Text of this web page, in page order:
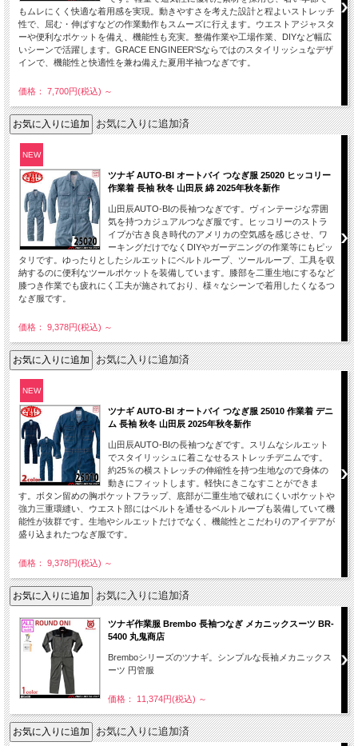
もムレにくく快適な着用感を実現。動きやすさを考えた設計と程よいストレッチ
性で、屈む・伸ばすなどの作業動作もスムーズに行えます。ウエストアジャスタ
ーや便利なポケットを備え、機能性も充実。整備作業や工場作業、DIYなど幅広
いシーンで活躍します。GRACE ENGINEER'Sならではのスタイリッシュなデザ
インで、機能性と快適性を兼ね備えた夏用半袖つなぎです。
価格： 7,700円(税込) ～
お気に入りに追加済
NEW
ツナギ AUTO-BI オートバイ つなぎ服 25020 ヒッコリー
作業着 長袖 秋冬 山田辰 綿 2025年秋冬新作
山田辰AUTO-BIの長袖つなぎです。ヴィンテージな雰囲
気を持つカジュアルつなぎ服です。ヒッコリーのストラ
イプが古き良き時代のアメリカの空気感を感じさせ、ワ
ーキングだけでなくDIYやガーデニングの作業等にもピッ
タリです。ゆったりとしたシルエットにベルトループ、ツールループ、工具を収
納するのに便利なツールポケットを装備しています。膝部を二重生地にするなど
膝つき作業でも疲れにく工夫が施されており、様々なシーンで着用したくなるつ
なぎ服です。
価格： 9,378円(税込) ～
お気に入りに追加済
NEW
ツナギ AUTO-BI オートバイ つなぎ服 25010 作業着 デニ
ム 長袖 秋冬 山田辰 2025年秋冬新作
山田辰AUTO-BIの長袖つなぎです。スリムなシルエット
でスタイリッシュに着こなせるストレッチデニムです。
約25％の横ストレッチの伸縮性を持つ生地なので身体の
動きにフィットします。軽快にきこなすことができま
す。ボタン留めの胸ポケットフラップ、底部が二重生地で破れにくいポケットや
強力三重環縫い、ウエスト部にはベルトを通せるベルトループも装備していて機
能性が抜群です。生地やシルエットだけでなく、機能性とこだわりのアイデアが
盛り込まれたつなぎ服です。
価格： 9,378円(税込) ～
お気に入りに追加済
ツナギ作業服 Brembo 長袖つなぎ メカニックスーツ BR-
5400 丸鬼商店
Bremboシリーズのツナギ。シンプルな長袖メカニックス
ーツ 円管服
価格： 11,374円(税込) ～
お気に入りに追加済